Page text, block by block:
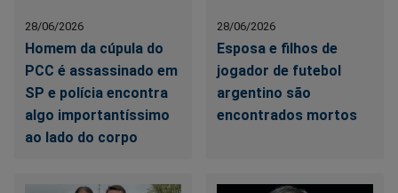
28/06/2026
Homem da cúpula do
PCC é assassinado em
SP e polícia encontra
algo importantíssimo
ao lado do corpo
28/06/2026
Esposa e filhos de
jogador de futebol
argentino são
encontrados mortos